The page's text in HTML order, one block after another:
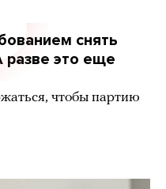
снять
это еще
чтобы партию